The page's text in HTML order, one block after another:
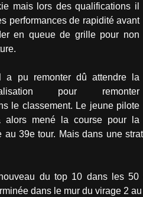
mais lors des qualifications il
performances de rapidité avant
en queue de grille pour non
a pu remonter dû attendre la
pour remonter
le classement. Le jeune pilote
alors mené la course pour la
au 39e tour. Mais dans une
du top 10 dans les
dans le mur du virage 2 au